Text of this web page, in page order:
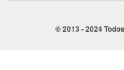
© 2013 - 2024